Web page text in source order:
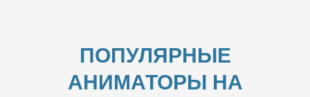
ПОПУЛЯРНЫЕ
АНИМАТОРЫ НА